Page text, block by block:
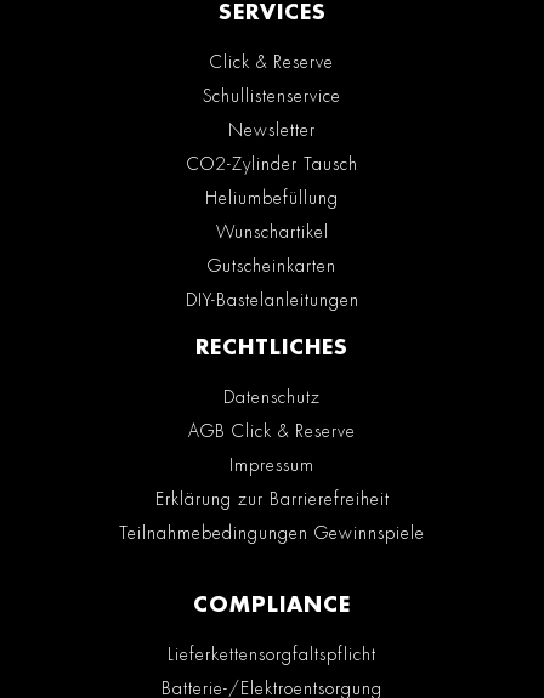
SERVICES
Click & Reserve
Schullistenservice
Newsletter
CO2-Zylinder Tausch
Heliumbefüllung
Wunschartikel
Gutscheinkarten
DIY-Bastelanleitungen
RECHTLICHES
Datenschutz
AGB Click & Reserve
Impressum
Erklärung zur Barrierefreiheit
Teilnahmebedingungen Gewinnspiele
COMPLIANCE
Lieferkettensorgfaltspflicht
Batterie-/Elektroentsorgung